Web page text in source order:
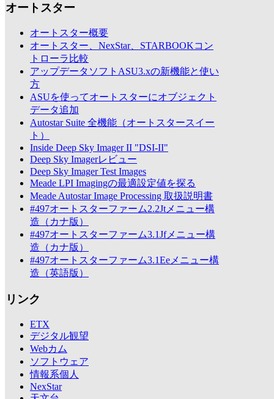
オートスター
オートスター概要
オートスター、NexStar、STARBOOKコン
トローラ比較
アップデータソフトASU3.xの新機能と使い
方
ASUを使ってオートスターにオブジェクト
データ追加
Autostar Suite 全機能（オートスタースイー
ト）
Inside Deep Sky Imager II "DSI-II"
Deep Sky Imagerレビュー
Deep Sky Imager Test Images
Meade LPI Imagingの最適設定値を探る
Meade Autostar Image Processing 取扱説明書
#497オートスターファーム2.2Jtメニュー構
造（カナ版）
#497オートスターファーム3.1Jfメニュー構
造（カナ版）
#497オートスターファーム3.1Eeメニュー構
造（英語版）
リンク
ETX
デジタル観望
Webカム
ソフトウェア
情報系個人
NexStar